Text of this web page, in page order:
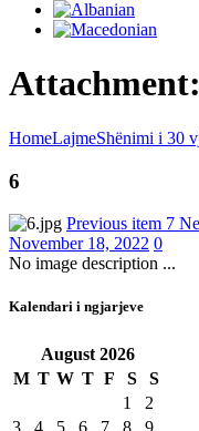
HomeLajmeShënimi i 30
6
Previous item 7
November 18, 2022 0
No image description ...
Kalendari i ngjarjeve
August 2026
M T W T F S
S
1
2
3
4 5 6 7 8
9